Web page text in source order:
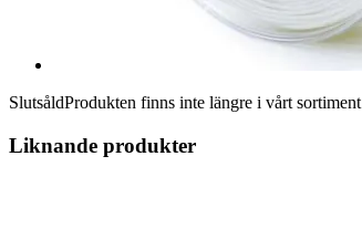
SlutsåldProdukten finns inte längre i vårt sortiment
Liknande produkter